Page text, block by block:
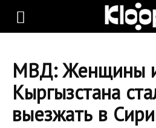
KLOOP.KG
Новости
МВД: Женщины
Кыргызстана
выезжать в